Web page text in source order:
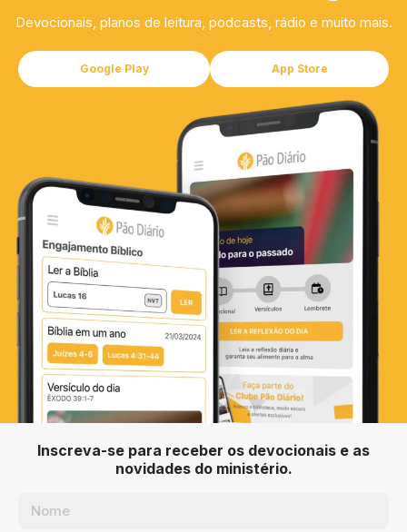
Devocionais, planos de leitura, podcasts, rádio e muito mais.
Google Play App Store
Inscreva-se para receber os devocionais e as
novidades do ministério.